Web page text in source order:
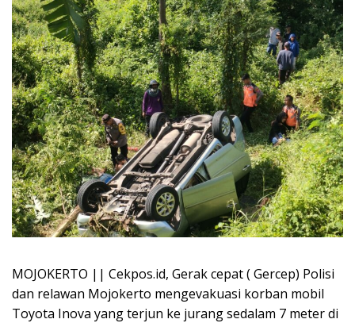
MOJOKERTO || Cekpos.id, Gerak cepat ( Gercep) Polisi
dan relawan Mojokerto mengevakuasi korban mobil
Toyota Inova yang terjun ke jurang sedalam 7 meter di